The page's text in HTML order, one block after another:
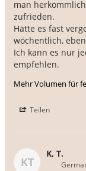
man
zufrieden.
Hätte es fast
wöchentlich,
Ich kann es nur
empfehlen.
Mehr Volumen für
Teilen
KT
K, T.